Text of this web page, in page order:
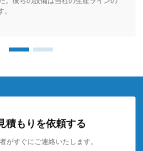
積もりを依頼する
がすぐにご連絡いたします。